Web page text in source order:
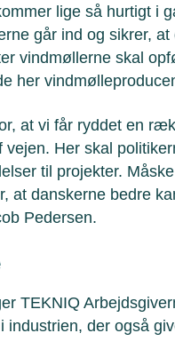
lige så hurtigt i
går ind og sikrer,
vindmøllerne skal
her
at vi får ryddet en
vejen. Her skal
til projekter.
at danskerne bedre
Pedersen.
TEKNIQ
industrien, der også